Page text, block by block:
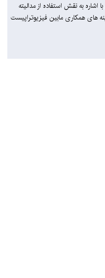
به نقش استفاده از مدالیته
های همکاری مابین فیزیوتراپیست